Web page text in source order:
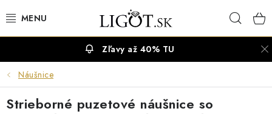
na
Zľavy až 40% TU
Náušnice
Strieborné puzetové náušnice so